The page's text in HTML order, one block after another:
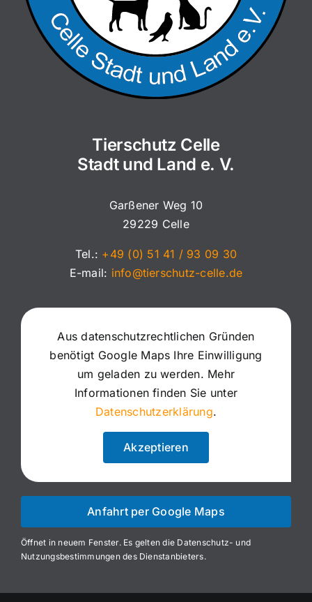
Tierschutz Celle
Stadt und Land e. V.
Garßener Weg 10
29229 Celle
Tel.: +49 (0) 51 41 / 93 09 30
E-mail: info@tierschutz-celle.de
Aus datenschutzrechtlichen Gründen
benötigt Google Maps Ihre Einwilligung
um geladen zu werden. Mehr
Informationen finden Sie unter
Datenschutzerklärung.
Akzeptieren
Anfahrt per Google Maps
Öffnet in neuem Fenster. Es gelten die Datenschutz- und
Nutzungsbestimmungen des Dienstanbieters.